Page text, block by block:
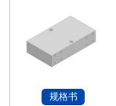
规格书